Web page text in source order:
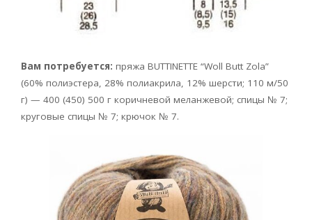
Вам потребуется: пряжа BUTTINETTE “Woll Butt Zola”
(60% полиэстера, 28% полиакрила, 12% шерсти; 110 м/50
г) — 400 (450) 500 г коричневой меланжевой; спицы № 7;
круговые спицы № 7; крючок № 7.